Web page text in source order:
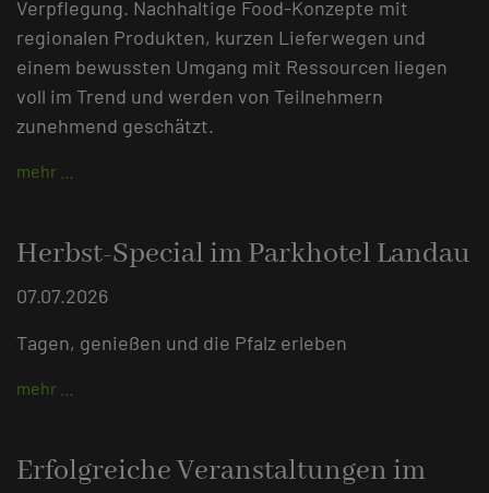
Verpflegung. Nachhaltige Food-Konzepte mit
regionalen Produkten, kurzen Lieferwegen und
einem bewussten Umgang mit Ressourcen liegen
voll im Trend und werden von Teilnehmern
zunehmend geschätzt.
mehr …
Herbst-Special im Parkhotel Landau
07.07.2026
Tagen, genießen und die Pfalz erleben
mehr …
Erfolgreiche Veranstaltungen im